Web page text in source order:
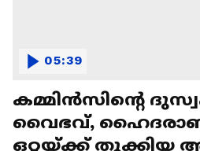
കമ്മിൻസിന്റെ
വൈഭവ്,
ഒറ്റയ്ക്ക് തൂക്കിയ
05:39